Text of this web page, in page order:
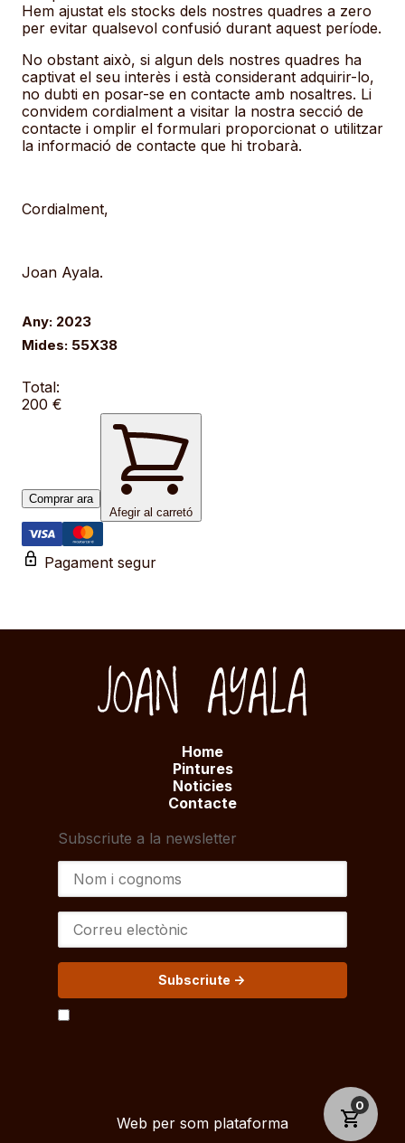
Any: 2023
Mides: 55X38
0
Home
Pintures
Noticies
Contacte
Subscriute a la newsletter
Subscriute ->
Web per som plataforma